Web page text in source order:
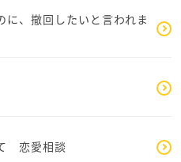
して伝えてみるのも手だ
な機会がありそうなら。
大切に思ってこられまし
心を、言葉だけで行動が
続ける必要は全くありま
でいいんです。
の味方としてお話をお待
で、どうしても彼女との
という自分の鬱陶しい
すが、自分のためにも
と思ってしまいあまり
いたお言葉を頼りに関
す。
に、撤回したいと言われま
恋愛相談